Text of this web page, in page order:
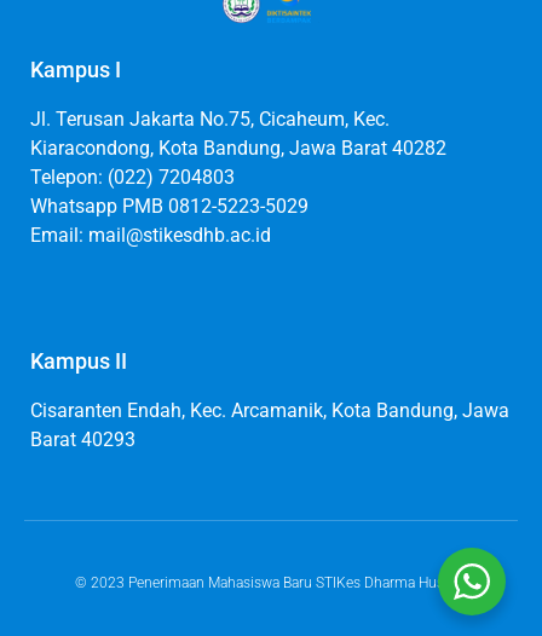
Kampus I
Jl. Terusan Jakarta No.75, Cicaheum, Kec.
Kiaracondong, Kota Bandung, Jawa Barat 40282
Telepon: (022) 7204803
Whatsapp PMB 0812-5223-5029
Email: mail@stikesdhb.ac.id
Kampus II
Cisaranten Endah, Kec. Arcamanik, Kota Bandung, Jawa
Barat 40293
© 2023 Penerimaan Mahasiswa Baru STIKes Dharma Husada